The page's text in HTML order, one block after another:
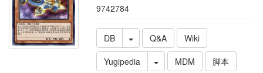
9742784
DB Q&A
Wiki
Yugipedia
MDM
脚本